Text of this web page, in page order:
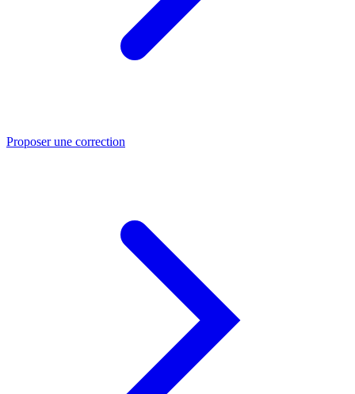
Proposer une correction